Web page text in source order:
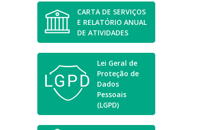
CARTA DE SERVIÇOS
E RELATÓRIO ANUAL
DE ATIVIDADES
Lei Geral de
Proteção de
Dados
Pessoais
(LGPD)